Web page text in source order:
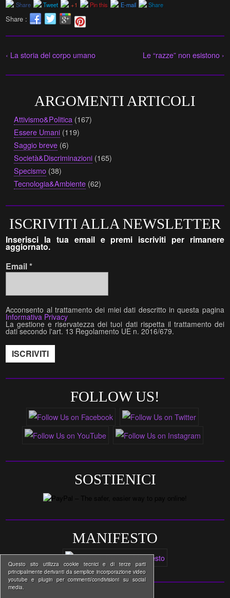
Share Tweet +1 Pin this E-mail Share
Share :
‹ La storia del corpo umano Le “razze” non esistono ›
ARGOMENTI ARTICOLI
Attivismo&Politica (167)
Essere Umani (119)
Saggio breve (6)
Società&Discriminazioni (165)
Specismo (38)
Tecnologia&Ambiente (62)
ISCRIVITI ALLA NEWSLETTER
Inserisci la tua email e premi iscriviti per rimanere
aggiornato.
Email*
Acconsento al trattamento dei miei dati descritto in questa pagina
Informativa Privacy
La gestione e riservatezza dei tuoi dati rispetta il trattamento dei
dati secondo l'art. 13 Regolamento UE n. 2016/679.
FOLLOW US!
SOSTIENICI
MANIFESTO
Questo sito utilizza cookie tecnici e di terze parti
principalmente derivanti da semplice incorporazione video
youtube e plugin per commenti/condivisioni su social
media.